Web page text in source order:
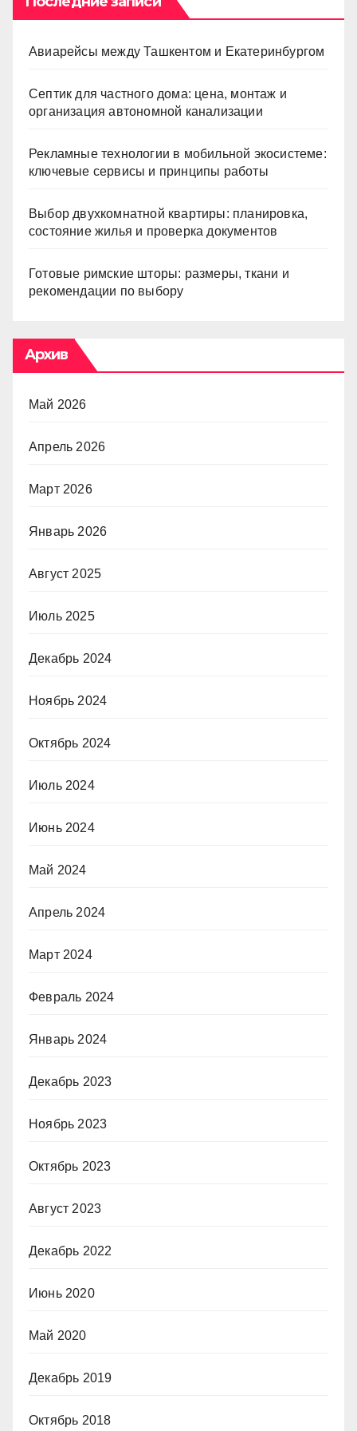
Авиарейсы между Ташкентом и Екатеринбургом
Септик для частного дома: цена, монтаж и
организация автономной канализации
Рекламные технологии в мобильной экосистеме:
ключевые сервисы и принципы работы
Выбор двухкомнатной квартиры: планировка,
состояние жилья и проверка документов
Готовые римские шторы: размеры, ткани и
рекомендации по выбору
Архив
Май 2026
Апрель 2026
Март 2026
Январь 2026
Август 2025
Июль 2025
Декабрь 2024
Ноябрь 2024
Октябрь 2024
Июль 2024
Июнь 2024
Май 2024
Апрель 2024
Март 2024
Февраль 2024
Январь 2024
Декабрь 2023
Ноябрь 2023
Октябрь 2023
Август 2023
Декабрь 2022
Июнь 2020
Май 2020
Декабрь 2019
Октябрь 2018